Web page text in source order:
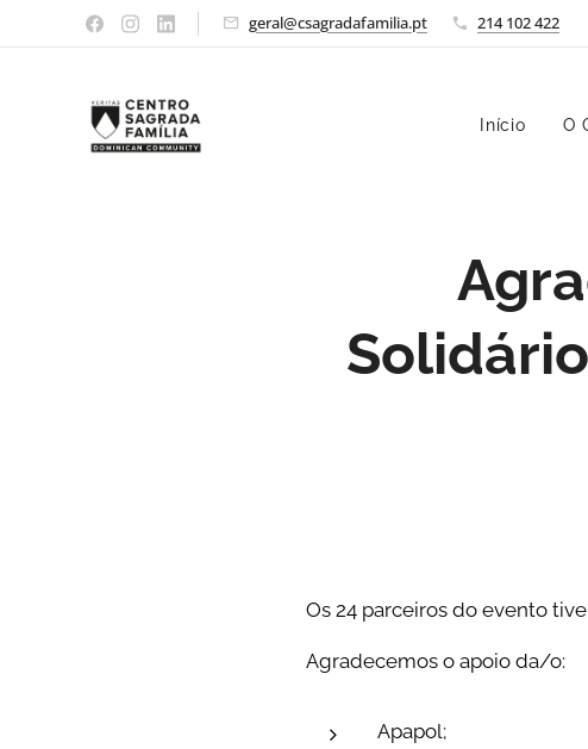
geral@csagradafamilia.pt 214 102 422
Início O
Os 24 parceiros do evento
Agradecemos o apoio da/o:
Apapol;